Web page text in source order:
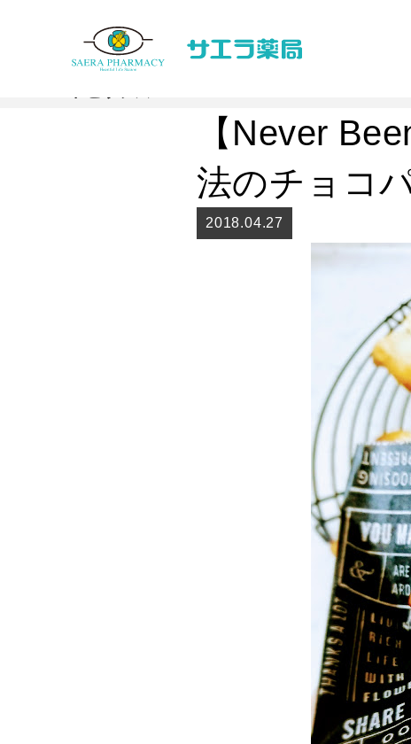
Topics
【Never
法のチョコ
2018.04.27